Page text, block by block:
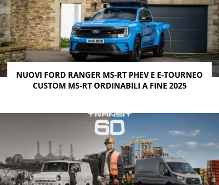
NUOVI FORD RANGER MS-RT PHEV E E-TOURNEO
CUSTOM MS-RT ORDINABILI A FINE 2025